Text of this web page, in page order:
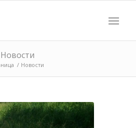
/ Новости